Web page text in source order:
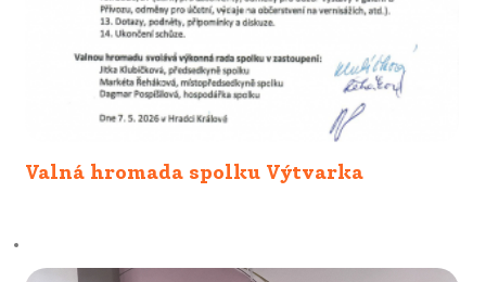
Valná hromada spolku Výtvarka